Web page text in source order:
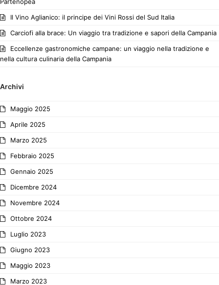
Il Vino Aglianico: il principe dei Vini Rossi del Sud Italia
Carciofi alla brace: Un viaggio tra tradizione e sapori della Campania
Eccellenze gastronomiche campane: un viaggio nella tradizione e
nella cultura culinaria della Campania
Archivi
Maggio 2025
Aprile 2025
Marzo 2025
Febbraio 2025
Gennaio 2025
Dicembre 2024
Novembre 2024
Ottobre 2024
Luglio 2023
Giugno 2023
Maggio 2023
Marzo 2023